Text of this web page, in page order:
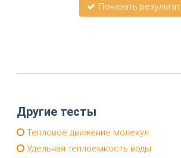
Показать результат
Другие тесты
Тепловое движение молекул
Удельная теплоемкость воды